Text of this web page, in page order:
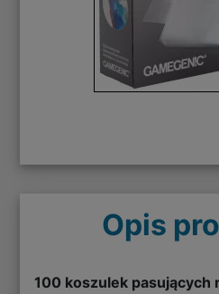
Opis
100 koszulek pasujących